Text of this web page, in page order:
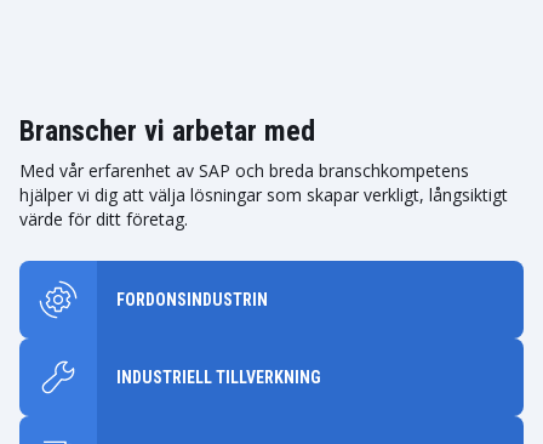
Branscher vi arbetar med
Med vår erfarenhet av SAP och breda branschkompetens
hjälper vi dig att välja lösningar som skapar verkligt, långsiktigt
värde för ditt företag.
FORDONSINDUSTRIN
INDUSTRIELL TILLVERKNING